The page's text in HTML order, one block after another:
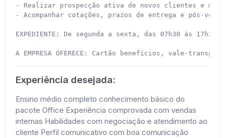
- Realizar prospecção ativa de novos clientes e
- Acompanhar cotações, prazos de entrega e pós-
EXPEDIENTE: De segunda a sexta, das 07h30 às 17h30.
A EMPRESA OFERECE: Cartão benefícios, vale-
Experiência desejada:
Ensino médio completo conhecimento básico do
pacote Office Experiência comprovada com vendas
internas Habilidades com negociação e atendimento ao
cliente Perfil comunicativo com boa comunicação